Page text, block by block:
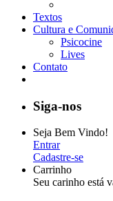
Textos
Cultura e
Psicocine
Lives
Contato
Siga-nos
Seja Bem Vindo!
Entrar
Cadastre-se
Carrinho
Seu carinho está